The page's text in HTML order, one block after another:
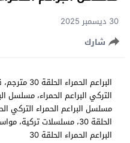
30 ديسمبر 2025
شارك
البراعم
الحلقة 30، مسلسلات
البراعم الحمراء الحلقة 30